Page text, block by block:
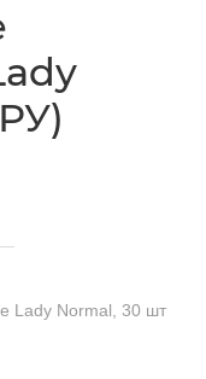
Lady Normal, 30 шт